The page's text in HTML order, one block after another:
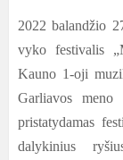
2022balandžio
vyko festivalis
Kauno 1-oji
Garliavos meno
pristatydamas
dalykinius